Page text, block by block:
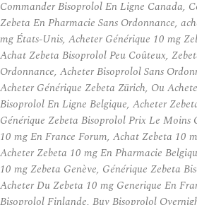
Commander Bisoprolol En Ligne Canada,
Zebeta En Pharmacie Sans Ordonnance,
mg États-Unis, Acheter Générique 10 mg
Achat Zebeta Bisoprolol Peu Coûteux,
Ordonnance, Acheter Bisoprolol Sans
Acheter Générique Zebeta Zürich, Ou
Bisoprolol En Ligne Belgique, Acheter
Générique Zebeta Bisoprolol Prix Le Moins
10 mg En France Forum, Achat Zebeta 10
Acheter Zebeta 10 mg En Pharmacie
10 mg Zebeta Genève, Générique Zebeta
Acheter Du Zebeta 10 mg Generique En